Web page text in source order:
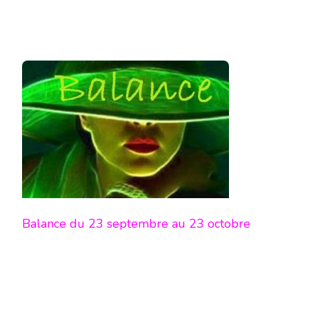
Balance du 23 septembre au 23 octobre